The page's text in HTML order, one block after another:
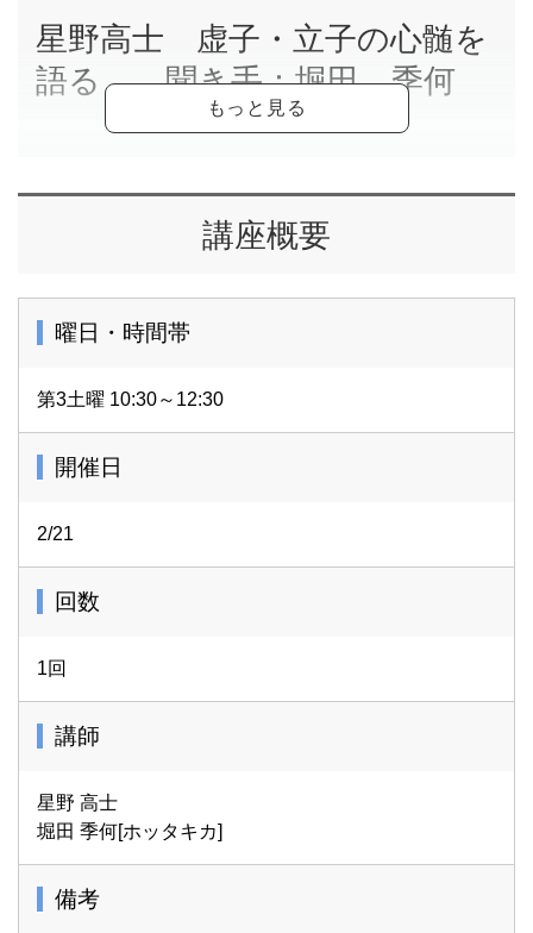
星野高士 虚子・立子の心髄を
語る 聞き手：堀田 季何
「虚子と立子の句」、「季題と季語」など、対談を通し
て、俳句とは何か？を深く、掘り下げます。
もまじえ、たっぷりとお話いただきます。
https://www.7cn.co.jp/7cn/culture/cc/online/
責任を負いかねます。
への転載は著作権の侵害になります。
●視聴URLのメールが届かない場合はお手数ですが必ずお
ない場合がございます。
講座概要
曜日・時間帯
第3土曜 10:30～12:30
開催日
2/21
回数
1回
講師
星野 高士
堀田 季何[ホッタキカ]
備考